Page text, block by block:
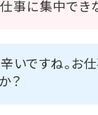
事に集中でき
いですね。お
？